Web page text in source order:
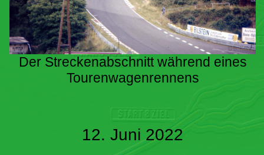
Der Streckenabschnitt während eines
Tourenwagenrennens
12. Juni 2022